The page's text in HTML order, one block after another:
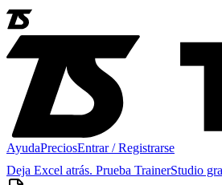
AyudaPreciosEntrar / Registrarse
Deja Excel atrás. Prueba TrainerStudio